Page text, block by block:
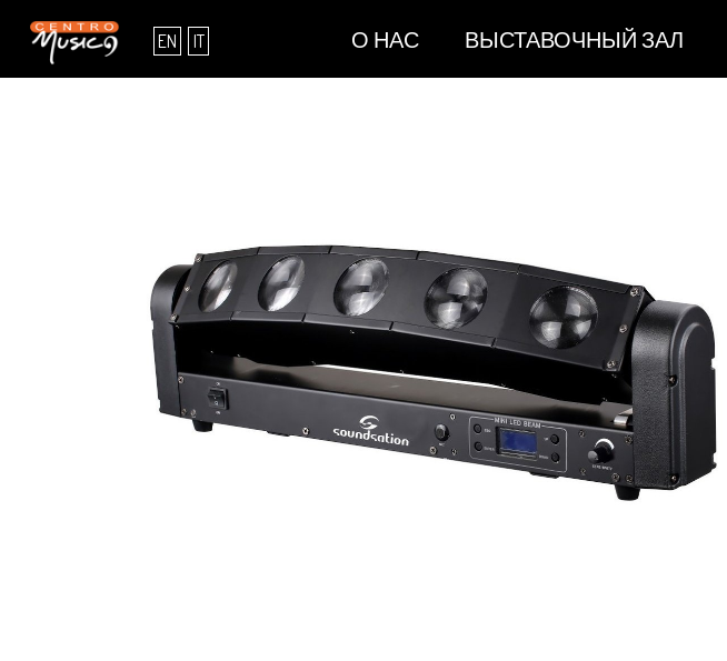
EN IT О НАС ВЫСТАВОЧНЫЙ ЗАЛ